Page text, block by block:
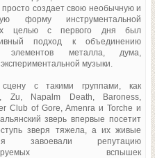
создает свою необычную и
форму инструментальной
целью с первого дня был
подход к объединению
элементов металла, дума,
музыки.
с такими группами, как
Zu, Napalm Death, Baroness,
Club of Gore, Amenra и Torche и
зверь впервые посетит
зверя тяжела, а их живые
завоевали репутацию
вспышек